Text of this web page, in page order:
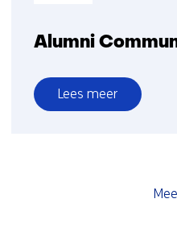
Alumni
Lees meer
over